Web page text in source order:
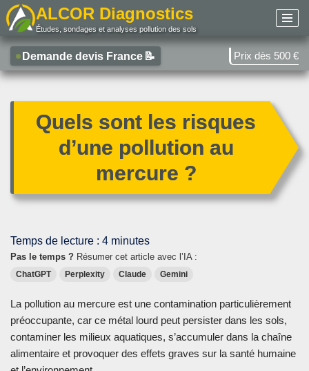
au
contenu
ALCOR Diagnostics
Études, sondages et analyses pollution des sols
Demande devis France 📝 Prix dès 500 €
Quels sont les risques
d’une pollution au
mercure ?
Temps de lecture : 4 minutes
Pas le temps ? Résumer cet article avec l’IA :
ChatGPT Perplexity Claude Gemini
La pollution au mercure est une contamination particulièrement
préoccupante, car ce métal lourd peut persister dans les sols,
contaminer les milieux aquatiques, s’accumuler dans la chaîne
alimentaire et provoquer des effets graves sur la santé humaine